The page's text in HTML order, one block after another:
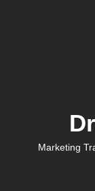
Marketing